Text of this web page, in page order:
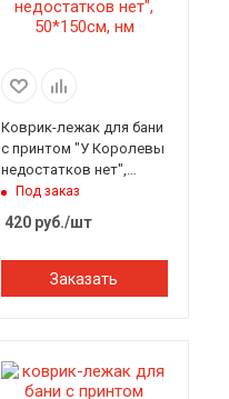
Коврик-лежак для бани
с принтом "У Королевы
недостатков нет",
50*150см, НМ
Под заказ
420руб./шт
Заказать